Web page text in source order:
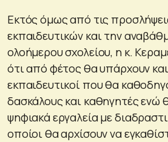
Εκτός όμως από τις
εκπαιδευτικών και την
ολοήμερου σχολείου, η κ.
ότι από φέτος θα υπάρχουν
εκπαιδευτικοί που θα
δασκάλους και καθηγητές ενώ
ψηφιακά εργαλεία με
οποίοι θα αρχίσουν να